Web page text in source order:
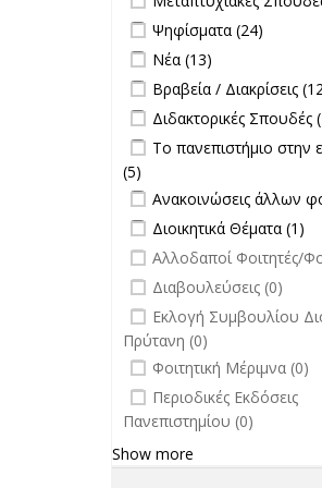
Apply Ψηφίσματα filter
Ψηφίσματα (24)
Apply Νέα filter
Νέα (13)
Apply Βραβεία /
Βραβεία / Διακρίσεις
Apply Διδακτορικές
Διδακτορικές Σπουδές
Apply Το πανεπιστήμιο
επικαιρότητα filter
Το πανεπιστήμιο στην
(5)
επικαιρότητα filter
Apply Ανακοινώσεις
filter
Ανακοινώσεις άλλων
Apply Διοικητικά
Διοικητικά Θέματα (1)
undefined
Αλλοδαποί Φοιτητές/
undefined
Διαβουλεύσεις (0)
undefined
Εκλογή Συμβουλίου
Πρύτανη (0)
undefined
Φοιτητική Μέριμνα (0)
undefined
Περιοδικές Εκδόσεις
Πανεπιστημίου (0)
Show more